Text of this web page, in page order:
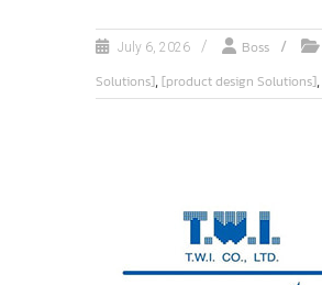
July 6, 2026 Boss
Solutions],[product design Solutions],